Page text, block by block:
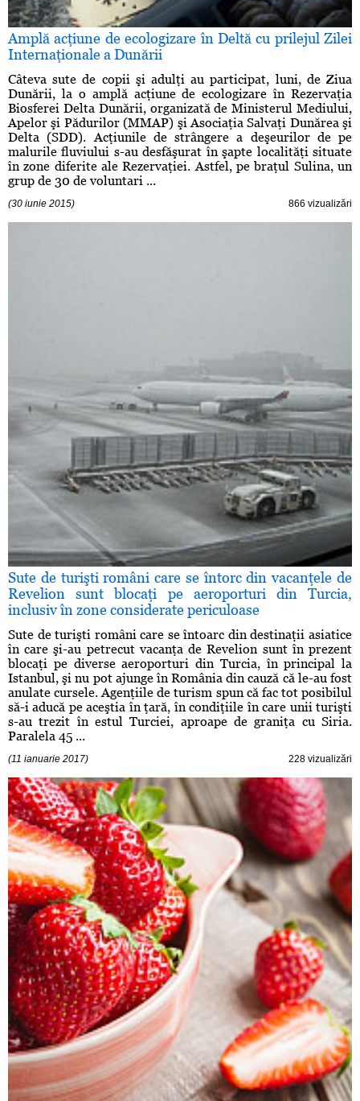
Amplă acţiune de ecologizare în Deltă cu prilejul Zilei
Internaţionale a Dunării
Câteva sute de copii şi adulţi au participat, luni, de Ziua
Dunării, la o amplă acţiune de ecologizare în Rezervaţia
Biosferei Delta Dunării, organizată de Ministerul Mediului,
Apelor şi Pădurilor (MMAP) şi Asociaţia Salvaţi Dunărea şi
Delta (SDD). Acţiunile de strângere a deşeurilor de pe
malurile fluviului s-au desfăşurat în şapte localităţi situate
în zone diferite ale Rezervaţiei. Astfel, pe braţul Sulina, un
grup de 30 de voluntari ...
(30 iunie 2015) 866 vizualizări
Sute de turişti români care se întorc din vacanţele de
Revelion sunt blocaţi pe aeroporturi din Turcia,
inclusiv în zone considerate periculoase
Sute de turişti români care se întoarc din destinaţii asiatice
în care şi-au petrecut vacanţa de Revelion sunt în prezent
blocaţi pe diverse aeroporturi din Turcia, în principal la
Istanbul, şi nu pot ajunge în România din cauză că le-au fost
anulate cursele. Agenţiile de turism spun că fac tot posibilul
să-i aducă pe aceştia în ţară, în condiţiile în care unii turişti
s-au trezit în estul Turciei, aproape de graniţa cu Siria.
Paralela 45 ...
(11 ianuarie 2017) 228 vizualizări